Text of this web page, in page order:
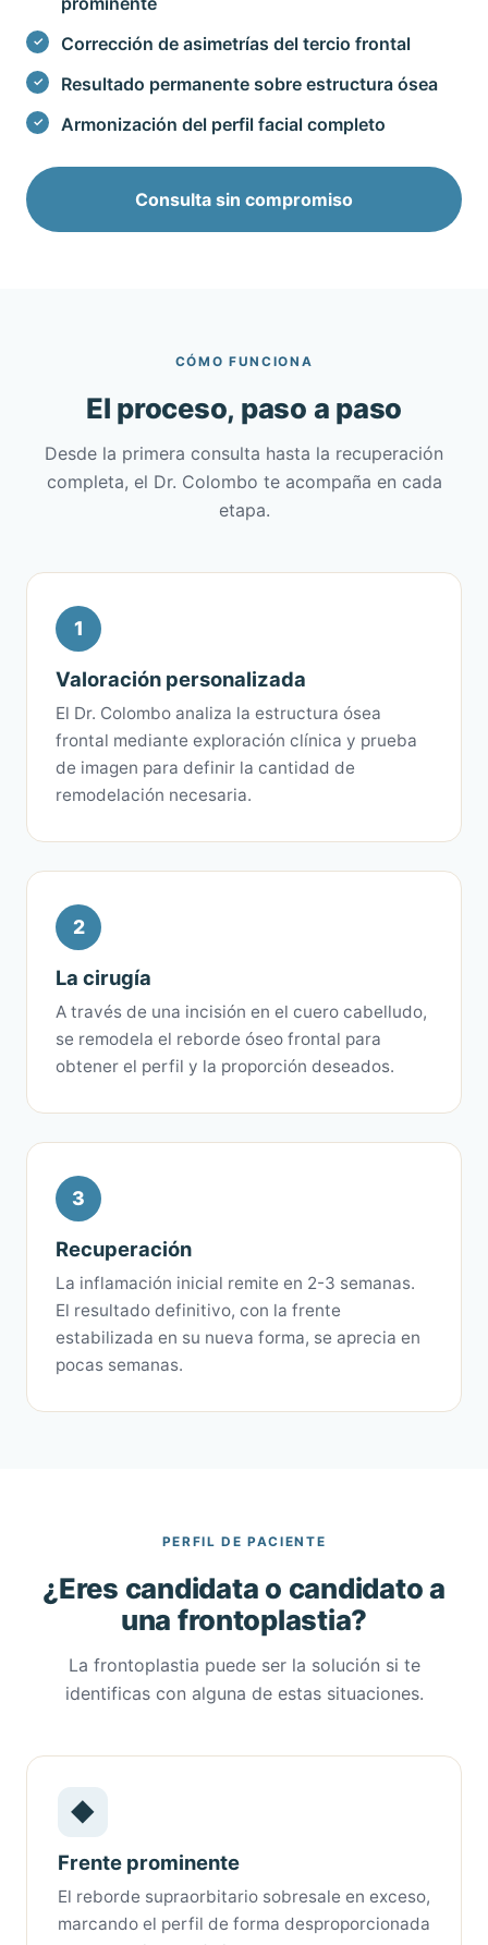
Corrección de asimetrías del tercio frontal
Resultado permanente sobre estructura ósea
Armonización del perfil facial completo
Consulta sin compromiso
CÓMO FUNCIONA
El proceso, paso a paso
Desde la primera consulta hasta la recuperación
completa, el Dr. Colombo te acompaña en cada
etapa.
1
Valoración personalizada
El Dr. Colombo analiza la estructura ósea
frontal mediante exploración clínica y prueba
de imagen para definir la cantidad de
remodelación necesaria.
2
La cirugía
A través de una incisión en el cuero cabelludo,
se remodela el reborde óseo frontal para
obtener el perfil y la proporción deseados.
3
Recuperación
La inflamación inicial remite en 2-3 semanas.
El resultado definitivo, con la frente
estabilizada en su nueva forma, se aprecia en
pocas semanas.
PERFIL DE PACIENTE
¿Eres candidata o candidato a
una frontoplastia?
La frontoplastia puede ser la solución si te
identificas con alguna de estas situaciones.
◆
Frente prominente
El reborde supraorbitario sobresale en exceso,
marcando el perfil de forma desproporcionada